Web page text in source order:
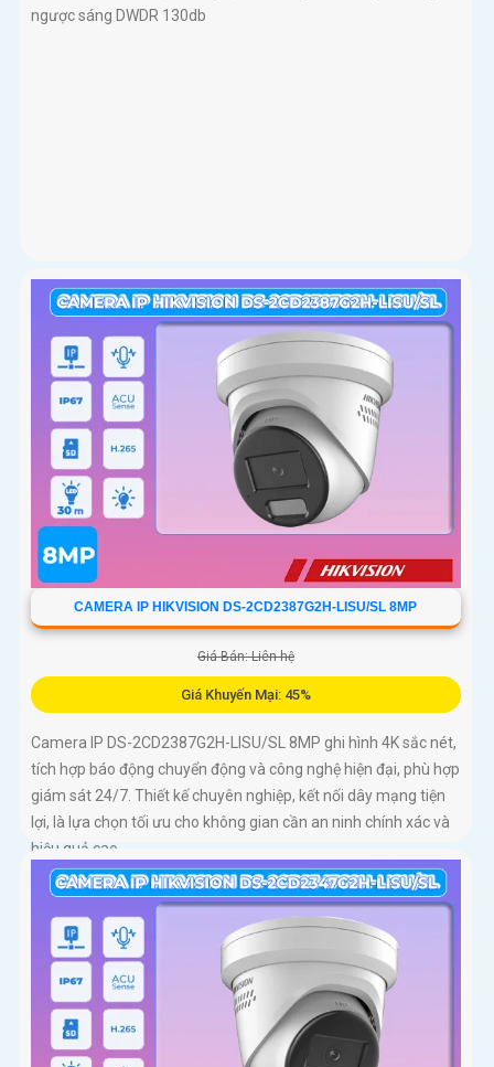
ngược sáng DWDR 130db
CAMERA IP HIKVISION DS-2CD2387G2H-LISU/SL 8MP
Giá Bán: Liên hệ
Giá Khuyến Mại: 45%
Camera IP DS-2CD2387G2H-LISU/SL 8MP ghi hình 4K sắc nét,
tích hợp báo động chuyển động và công nghệ hiện đại, phù hợp
giám sát 24/7. Thiết kế chuyên nghiệp, kết nối dây mạng tiện
lợi, là lựa chọn tối ưu cho không gian cần an ninh chính xác và
hiệu quả cao